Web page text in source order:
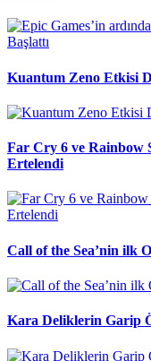
Kuantum Zeno Etkisi
Far Cry 6 ve Rainbow
Ertelendi
Call of the Sea’nin ilk
Kara Deliklerin Garip